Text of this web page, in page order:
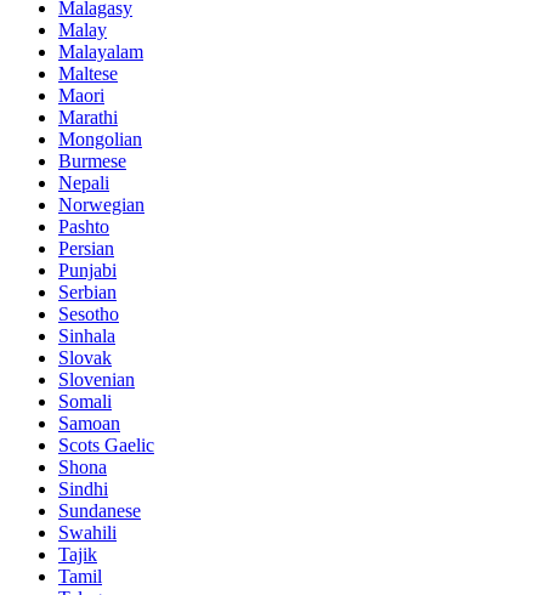
Malagasy
Malay
Malayalam
Maltese
Maori
Marathi
Mongolian
Burmese
Nepali
Norwegian
Pashto
Persian
Punjabi
Serbian
Sesotho
Sinhala
Slovak
Slovenian
Somali
Samoan
Scots Gaelic
Shona
Sindhi
Sundanese
Swahili
Tajik
Tamil